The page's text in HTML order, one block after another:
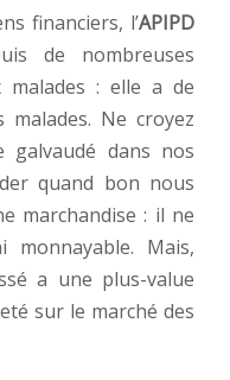
financiers, l’APIPD
de nombreuses
malades : elle a de
Ne croyez
dans nos
quand bon nous
marchandise : il ne
Mais,
a une plus-value
sur le marché des